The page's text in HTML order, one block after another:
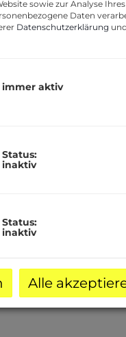
50 60
630018 y
und
auf
und
sowie zur Analyse Ihres
Daten
Datenschutzerklärung
immer aktiv
Status:
inaktiv
Status:
inaktiv
Alle